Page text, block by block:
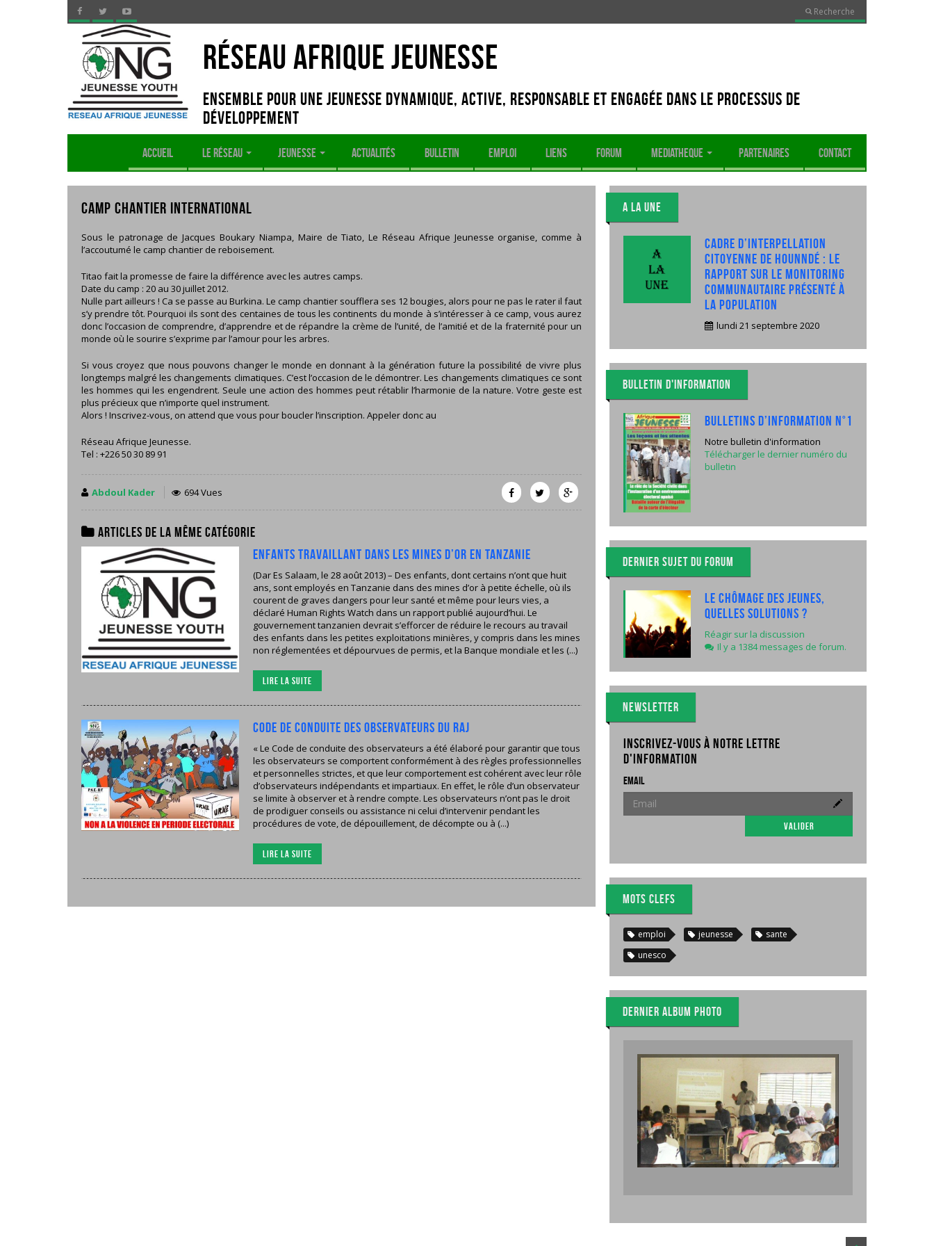
Recherche
Réseau Afrique Jeunesse
Ensemble pour une jeunesse dynamique, active, responsable et engagée dans le processus de
développement
ACCUEIL LE RÉSEAU JEUNESSE ACTUALITÉS BULLETIN EMPLOI LIENS FORUM MEDIATHEQUE PARTENAIRES CONTACT
CAMP CHANTIER INTERNATIONAL
Sous le patronage de Jacques Boukary Niampa, Maire de Tiato, Le Réseau Afrique Jeunesse organise, comme à
l’accoutumé le camp chantier de reboisement.
Titao fait la promesse de faire la différence avec les autres camps.
Date du camp : 20 au 30 juillet 2012.
Nulle part ailleurs ! Ca se passe au Burkina. Le camp chantier soufflera ses 12 bougies, alors pour ne pas le rater il faut
s’y prendre tôt. Pourquoi ils sont des centaines de tous les continents du monde à s’intéresser à ce camp, vous aurez
donc l’occasion de comprendre, d’apprendre et de répandre la crème de l’unité, de l’amitié et de la fraternité pour un
monde où le sourire s’exprime par l’amour pour les arbres.
Si vous croyez que nous pouvons changer le monde en donnant à la génération future la possibilité de vivre plus
longtemps malgré les changements climatiques. C’est l’occasion de le démontrer. Les changements climatiques ce sont
les hommes qui les engendrent. Seule une action des hommes peut rétablir l’harmonie de la nature. Votre geste est
plus précieux que n’importe quel instrument.
Alors ! Inscrivez-vous, on attend que vous pour boucler l’inscription. Appeler donc au
Réseau Afrique Jeunesse.
Tel : +226 50 30 89 91
Abdoul Kader 694 Vues
Articles de la même catégorie
Enfants travaillant dans les mines d’or en Tanzanie
(Dar Es Salaam, le 28 août 2013) – Des enfants, dont certains n’ont que huit
ans, sont employés en Tanzanie dans des mines d’or à petite échelle, où ils
courent de graves dangers pour leur santé et même pour leurs vies, a
déclaré Human Rights Watch dans un rapport publié aujourd’hui. Le
gouvernement tanzanien devrait s’efforcer de réduire le recours au travail
des enfants dans les petites exploitations minières, y compris dans les mines
non réglementées et dépourvues de permis, et la Banque mondiale et les (...)
Lire la suite
CODE DE CONDUITE DES OBSERVATEURS DU RAJ
« Le Code de conduite des observateurs a été élaboré pour garantir que tous
les observateurs se comportent conformément à des règles professionnelles
et personnelles strictes, et que leur comportement est cohérent avec leur rôle
d’observateurs indépendants et impartiaux. En effet, le rôle d’un observateur
se limite à observer et à rendre compte. Les obser­vateurs n’ont pas le droit
de prodiguer conseils ou assistance ni celui d’intervenir pendant les
procédures de vote, de dépouillement, de décompte ou à (...)
Lire la suite
A LA UNE
Cadre d’interpellation
citoyenne de Hounndé : Le
rapport sur le monitoring
communautaire présenté à
la population
lundi 21 septembre 2020
Bulletin d'information
Bulletins d’Information N°1
Notre bulletin d'information
Télécharger le dernier numéro du
bulletin
Dernier sujet du forum
Le chômage des jeunes,
quelles solutions ?
Réagir sur la discussion
Il y a 1384 messages de forum.
Newsletter
Inscrivez-vous à notre lettre
d'information
Email
Valider
Mots clefs
emploi jeunesse
sante
unesco
Dernier album photo